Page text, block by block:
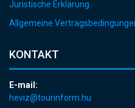
Juristische Erklärung
Allgemeine
KONTAKT
E-mail:
heviz@tourinform.hu